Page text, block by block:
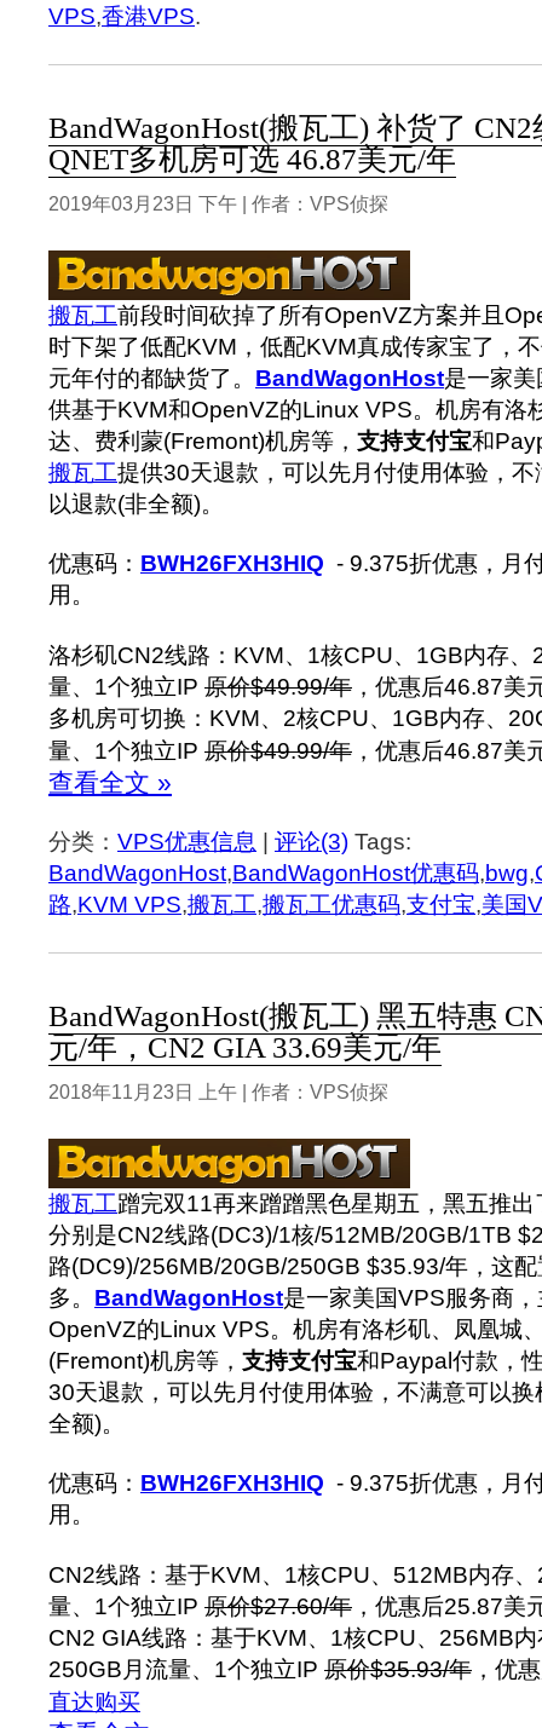
VPS,香港VPS.
BandWagonHost(搬瓦工) 补货了
QNET多机房可选 46.87美元/年
2019年03月23日 下午 | 作者：VPS侦探
搬瓦工前段时间砍掉了所有OpenVZ方案并且
时下架了低配KVM，低配KVM真成传家宝了，
元年付的都缺货了。 BandWagonHost是一家
供基于KVM和OpenVZ的Linux VPS。机房有洛
达、费利蒙(Fremont)机房等， 支持支付宝和
搬瓦工提供30天退款，可以先月付使用体验，
以退款(非全额)。
优惠码： BWH26FXH3HIQ - 9.375折优惠，月
用。
洛杉矶CN2线路：KVM、1核CPU、1GB内存
量、1个独立IP 原价$49.99/年 ，优惠后46.87美
多机房可切换：KVM、2核CPU、1GB内存、
量、1个独立IP 原价$49.99/年 ，优惠后46.87美
查看全文 »
分类： VPS优惠信息 评论(3) Tags:
BandWagonHost,BandWagonHost优惠码,bwg,
路,KVM VPS,搬瓦工,搬瓦工优惠码,支付宝,美国
BandWagonHost(搬瓦工) 黑五特惠
元/年，CN2 GIA 33.69美元/年
2018年11月23日 上午 | 作者：VPS侦探
搬瓦工蹭完双11再来蹭蹭黑色星期五，黑五推
分别是CN2线路(DC3)/1核/512MB/20GB/1TB
路(DC9)/256MB/20GB/250GB $35.93/年，这
多。 BandWagonHost是一家美国VPS服务商
OpenVZ的Linux VPS。机房有洛杉矶、凤凰城
(Fremont)机房等， 支持支付宝和Paypal付款，
30天退款，可以先月付使用体验，不满意可以
全额)。
优惠码： BWH26FXH3HIQ - 9.375折优惠，月
用。
CN2线路：基于KVM、1核CPU、512MB内存
量、1个独立IP 原价$27.60/年 ，优惠后25.87美
CN2 GIA线路：基于KVM、1核CPU、256MB
250GB月流量、1个独立IP 原价$35.93/年 ，优
直达购买